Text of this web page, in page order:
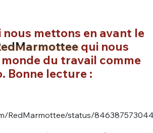
nous mettons en avant le
qui nous
du travail comme
Bonne lecture :
RedMarmottee/status/